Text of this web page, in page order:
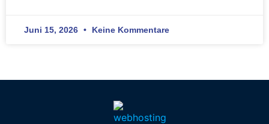
Juni 15, 2026 Keine Kommentare